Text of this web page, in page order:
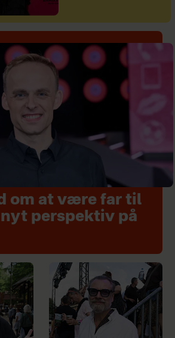
om at være far til
perspektiv på